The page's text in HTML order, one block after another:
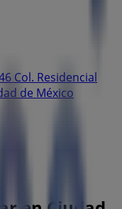
Col. Residencial
de México